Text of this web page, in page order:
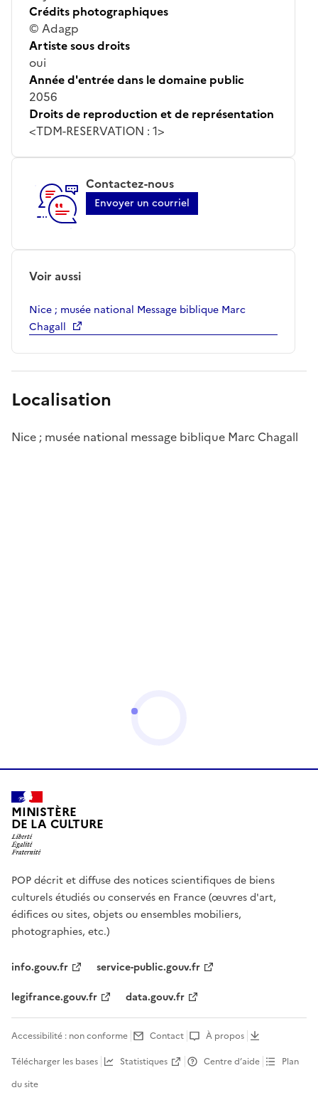
Crédits photographiques
© Adagp
Artiste sous droits
oui
Année d'entrée dans le domaine public
2056
Droits de reproduction et de représentation
<TDM-RESERVATION : 1>
Contactez-nous
Envoyer un courriel
Voir aussi
Nice ; musée national Message biblique Marc
Chagall
Localisation
Nice ; musée national message biblique Marc Chagall
MINISTÈRE
DE LA CULTURE
POP décrit et diffuse des notices scientifiques de biens
culturels étudiés ou conservés en France (œuvres d'art,
édifices ou sites, objets ou ensembles mobiliers,
photographies, etc.)
info.gouv.fr
service-public.gouv.fr
legifrance.gouv.fr
data.gouv.fr
Accessibilité : non conforme Contact
À propos
Télécharger les bases
Statistiques Centre d’aide
Plan
du site